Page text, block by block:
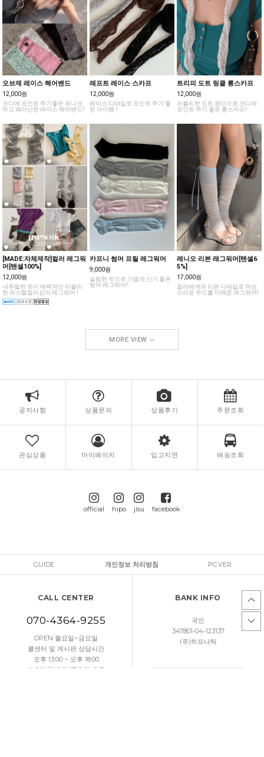
오브제 레이스 헤어밴드
12,000원
코디에 포인트 주기좋은 유니크
하고 페미닌한 레이스 헤어밴드!
레프트 레이스 스카프
12,000원
레이스 디테일로 포인트 주기 좋
은 아이템 !
트리피 도트 링클 롱스카프
12,000원
러블리한 도트 원단으로 코디에
포인트 주기 좋은 롱스카프!
[MADE:자체제작]컬러 레그워
머[텐셀100%]
12,000원
내추럴한 핏이 매력적인 러블리
한 파스텔컬러감의 레그워머 !
카프니 썸머 프릴 레그워머
9,000원
슬림한 핏으로 가볍게 신기 좋은
썸머 래그워머!
레니오 리본 래그워머[텐셀6
5%]
17,000원
컬러배색과 리본 디테일로 여성
스러운 무드를 더해준 래그워머!
MORE VIEW
공지사항 상품문의 상품후기 주문조회
관심상품 마이페이지 입고지연 배송조회
official hipo jisu facebook
GUIDE 개인정보 처리방침 PC.VER
CALL CENTER
070-4364-9255
OPEN 월요일~금요일
콜센터 및 게시판 상담시간
오후 13:00 ~ 오후 18:00
토요일/일요일/공휴일 휴무
BANK INFO
국민
347801-04-123137
(주)히프나틱